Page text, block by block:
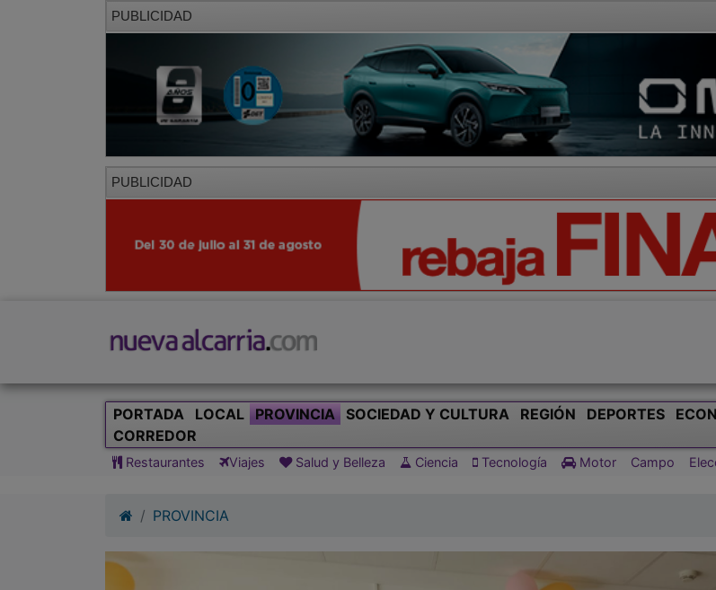
PUBLICIDAD
PUBLICIDAD
PORTADA LOCAL PROVINCIA SOCIEDAD Y CULTURA REGIÓN DEPORTES
CORREDOR
Restaurantes Viajes Salud y Belleza Ciencia Tecnología Motor Campo
PROVINCIA